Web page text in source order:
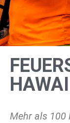
Mehr als 100